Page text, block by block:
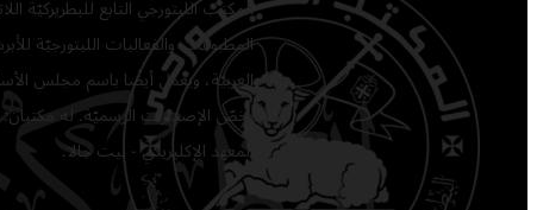
المكتب الليتورجي التابع
المطبوعات والفعاليات الليتورجيّة
العربيّة، ويعمل أيضًا باسم مجلس
يخصّ الإصدارات الرسميّة. له
المعهد الإكليريكي - بيت جالا.